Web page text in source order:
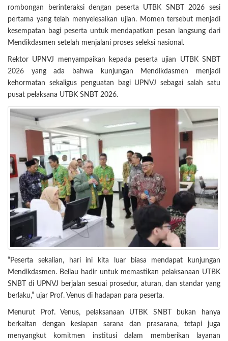
rombongan berinteraksi dengan peserta UTBK SNBT 2026 sesi
pertama yang telah menyelesaikan ujian. Momen tersebut menjadi
kesempatan bagi peserta untuk mendapatkan pesan langsung dari
Mendikdasmen setelah menjalani proses seleksi nasional.
Rektor UPNVJ menyampaikan kepada peserta ujian UTBK SNBT
2026 yang ada bahwa kunjungan Mendikdasmen menjadi
kehormatan sekaligus penguatan bagi UPNVJ sebagai salah satu
pusat pelaksana UTBK SNBT 2026.
“Peserta sekalian, hari ini kita luar biasa mendapat kunjungan
Mendikdasmen. Beliau hadir untuk memastikan pelaksanaan UTBK
SNBT di UPNVJ berjalan sesuai prosedur, aturan, dan standar yang
berlaku,” ujar Prof. Venus di hadapan para peserta.
Menurut Prof. Venus, pelaksanaan UTBK SNBT bukan hanya
berkaitan dengan kesiapan sarana dan prasarana, tetapi juga
menyangkut komitmen institusi dalam memberikan layanan